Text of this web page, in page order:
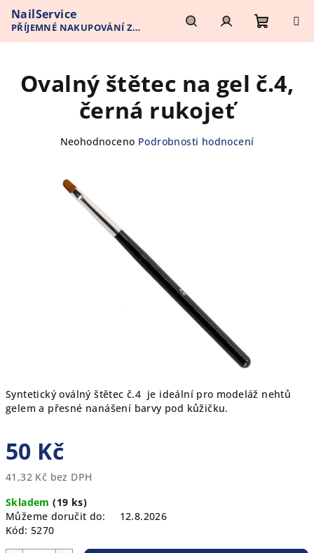
obsah
NailService
PŘÍJEMNÉ NAKUPOVÁNÍ Z
POHODLÍ VAŠEHO DOMOVA
HledatPřihlášení
košík
Syntetický oválný štětec č.4 je ideální pro modeláž nehtů
gelem a přesné nanášení barvy pod kůžičku.
50 Kč
41,32 Kč bez DPH
cena:
Skladem(19 ks)
Můžeme doručit do:
12.8.2026
Kód: 5270
Ovalný štětec na gel č.4,
černá rukojeť
Průměrné
je
0,0
hvězdiček.
Neohodnoceno Podrobnosti hodnocení